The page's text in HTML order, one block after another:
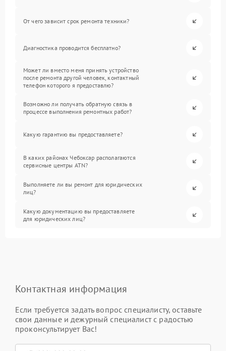
От чего зависит срок ремонта техники?
Диагностика проводится бесплатно?
Может ли вместо меня принять устройство
после ремонта другой человек, контактный
телефон которого я предоставлю?
Возможно ли получать обратную связь в
процессе выполнения ремонтных работ?
Какую гарантию вы предоставляете?
В каких районах Чебоксар располагаются
сервисные центры ATN?
Выполняете ли вы ремонт для юридических
лиц?
Какую документацию вы предоставляете
для юридических лиц?
Контактная информация
Если требуется задать вопрос специалисту, оставьте
свои данные и дежурный специалист с радостью
проконсультирует Вас!